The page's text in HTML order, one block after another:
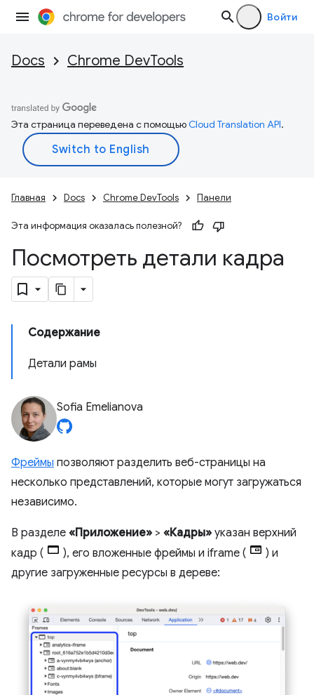
Войти
Docs Chrome DevTools
Эта страница переведена с помощьюCloud Translation API.
Главная Docs Chrome DevTools Панели
Эта информация оказалась полезной?
Посмотреть детали кадра
Содержание
Детали рамы
Sofia Emelianova
Фреймы позволяют разделить веб-страницы на
несколько представлений, которые могут загружаться
независимо.
В разделе «Приложение» > «Кадры» указан верхний
кадр (
), его вложенные фреймы и iframe (
) и
другие загруженные ресурсы в дереве: